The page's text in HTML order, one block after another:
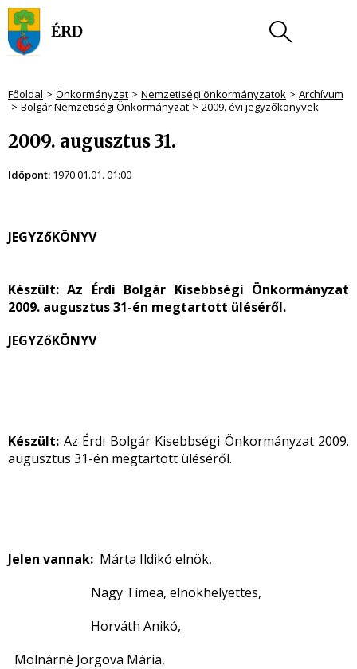
Főoldal Önkormányzat Nemzetiségi önkormányzatok
Archívum
Bolgár Nemzetiségi Önkormányzat
2009. évi jegyzőkönyvek
2009. augusztus 31.
Időpont: 1970.01.01. 01:00
JEGYZőKÖNYV
Készült: Az Érdi Bolgár Kisebbségi Önkormányzat
2009. augusztus 31-én megtartott üléséről.
JEGYZőKÖNYV
Készült: Az Érdi Bolgár Kisebbségi Önkormányzat 2009.
augusztus 31-én megtartott üléséről.
Jelen vannak: Márta Ildikó elnök,
Nagy Tímea, elnökhelyettes,
Horváth Anikó,
Molnárné Jorgova Mária,